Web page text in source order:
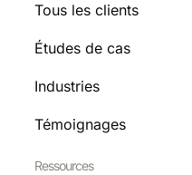
Tous les clients
Études de cas
Industries
Témoignages
Ressources